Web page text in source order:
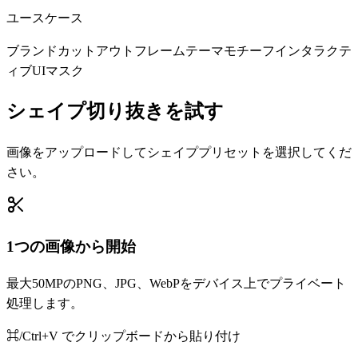
ユースケース
ブランドカットアウトフレームテーマモチーフインタラクテ
ィブUIマスク
シェイプ切り抜きを試す
画像をアップロードしてシェイププリセットを選択してくだ
さい。
1つの画像から開始
最大50MPのPNG、JPG、WebPをデバイス上でプライベート
処理します。
⌘/Ctrl+V でクリップボードから貼り付け